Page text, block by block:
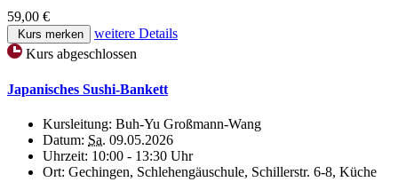
59,00 €
Kurs merken
weitere Details
Kurs abgeschlossen
Japanisches Sushi-Bankett
Kursleitung: Buh-Yu Großmann-Wang
Datum: Sa. 09.05.2026
Uhrzeit: 10:00 - 13:30 Uhr
Ort: Gechingen, Schlehengäuschule, Schillerstr. 6-8, Küche